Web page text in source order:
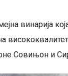
винарија
Совињон и